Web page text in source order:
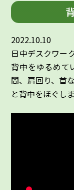
2022.10.10
日中デスクワー
背中をゆるめて
間、肩回り、首
と背中をほぐし